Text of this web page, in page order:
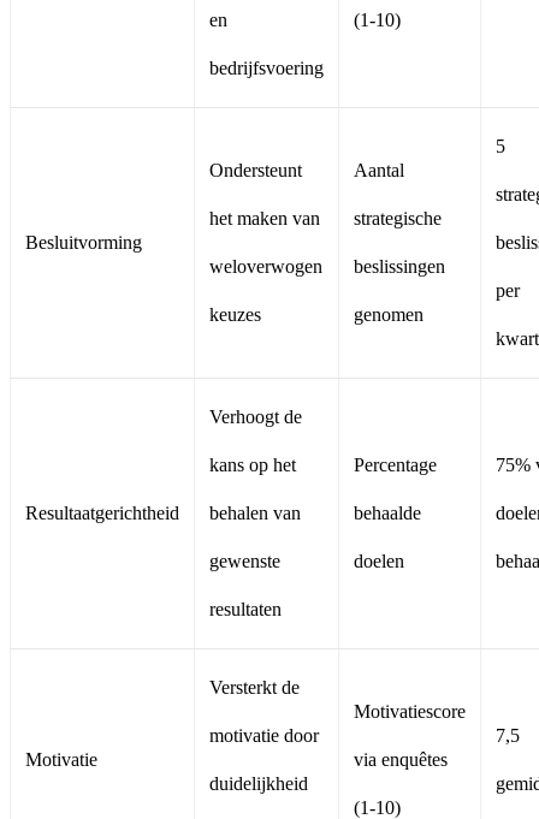
en
bedrijfsvoering
(1-10)
Besluitvorming
Ondersteunt
het maken van
weloverwogen
keuzes
Aantal
strategische
beslissingen
genomen
5
per
Resultaatgerichtheid
Verhoogt de
kans op het
behalen van
gewenste
resultaten
Percentage
behaalde
doelen
75%
Motivatie
Versterkt de
motivatie door
duidelijkheid
Motivatiescore
via enquêtes
(1-10)
7,5